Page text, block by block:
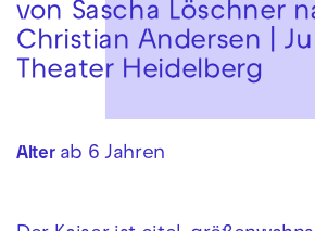
von Sascha Löschner
Christian Andersen |
Theater Heidelberg
Alter ab 6 Jahren